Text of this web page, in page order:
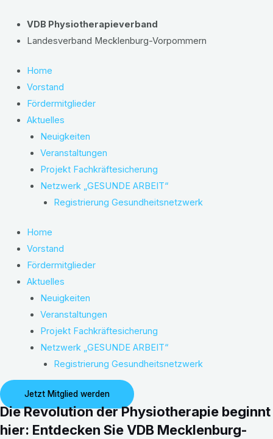
Inhalt
springen
VDB Physiotherapieverband
Landesverband Mecklenburg-Vorpommern
Home
Vorstand
Fördermitglieder
Aktuelles
Neuigkeiten
Veranstaltungen
Projekt Fachkräftesicherung
Netzwerk „GESUNDE ARBEIT“
Registrierung Gesundheitsnetzwerk
Home
Vorstand
Fördermitglieder
Aktuelles
Neuigkeiten
Veranstaltungen
Projekt Fachkräftesicherung
Netzwerk „GESUNDE ARBEIT“
Registrierung Gesundheitsnetzwerk
Jetzt Mitglied werden
Die Revolution der Physiotherapie beginnt
hier: Entdecken Sie VDB Mecklenburg-